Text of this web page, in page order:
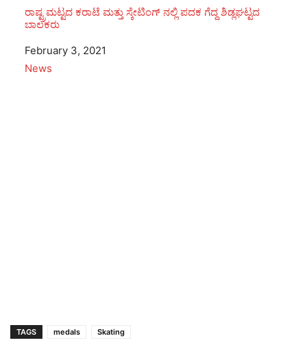
ರಾಷ್ಟ್ರಮಟ್ಟದ ಕರಾಟೆ ಮತ್ತು ಸ್ಕೇಟಿಂಗ್ ನಲ್ಲಿ ಪದಕ ಗೆದ್ದ ಶಿಡ್ಲಘಟ್ಟದ
ಬಾಲಕರು
Date
February 3, 2021
In relation to
News
TAGS medals Skating